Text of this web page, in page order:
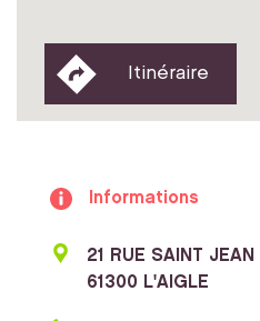
Itinéraire
Informations
21 RUE SAINT JEAN
61300 L'AIGLE